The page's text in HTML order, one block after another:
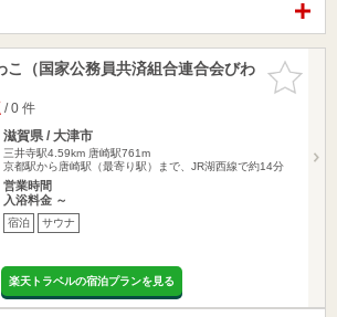
お気に入
りに追加
こ（国家公務員共済組合連合会びわ
/ 0 件
滋賀県 / 大津市
三井寺駅4.59km 唐崎駅761m
京都駅から唐崎駅（最寄り駅）まで、JR湖西線で約14分
営業時間
入浴料金 ～
宿泊 サウナ
楽天トラベルの宿泊プランを見る